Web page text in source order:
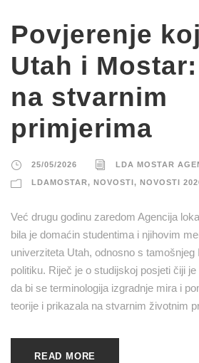
Povjerenje
Utah i
na stvarnim
primjerima
25/05/2026 LDA MOSTAR
LDAMOSTAR, NOVOSTI , NOVOSTI
Već drugu godinu zaredom Agencija
bila je domaćin studentima i njihovim
univerziteta Utah, odnosno s tamošnjeg
politiku. Riječ je o studijskoj posjeti čiji
da bi se terminologija izgradnje mira i
teorije i prikazala na stvarnim životnim
READ MORE